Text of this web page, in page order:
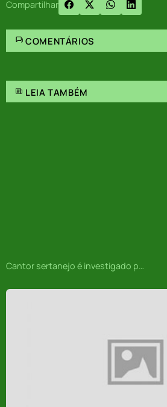
Compartilhar
COMENTÁRIOS
LEIA TAMBÉM
Cantor sertanejo é investigado por fornecer bebidas alcoólicas a adolescente em festa